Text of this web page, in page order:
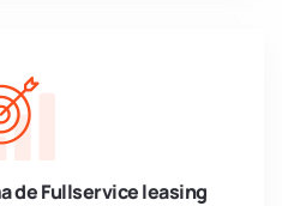
de Fullservice leasing